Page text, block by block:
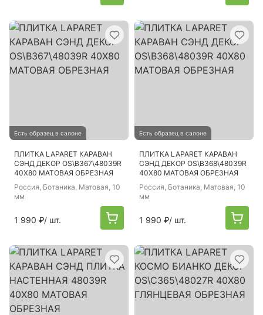
Есть образец в салоне
ПЛИТКА LAPARET КАРАВАН
СЭНД ДЕКОР OS\B367\48039R
40Х80 МАТОВАЯ ОБРЕЗНАЯ
Россия, Ботаника, Матовая, 10
мм
1 990 ₽/ шт.
Есть образец в салоне
ПЛИТКА LAPARET КАРАВАН
СЭНД ДЕКОР OS\B368\48039R
40Х80 МАТОВАЯ ОБРЕЗНАЯ
Россия, Ботаника, Матовая, 10
мм
1 990 ₽/ шт.